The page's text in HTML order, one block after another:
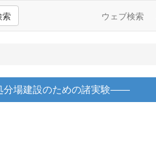
索 ウェブ検索
分場建設のための諸実験――